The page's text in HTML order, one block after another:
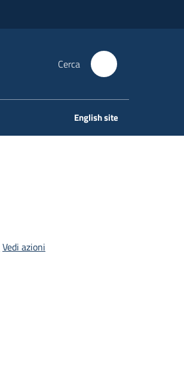
Cerca
English site
Vedi azioni